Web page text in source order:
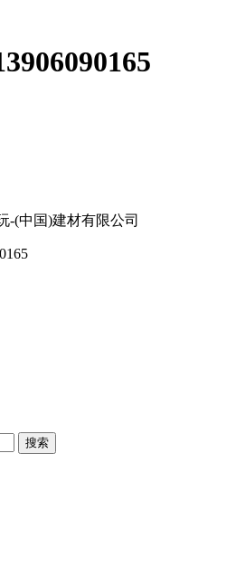
-(中国)建材有限公司